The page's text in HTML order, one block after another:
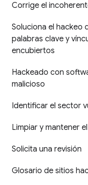
Corrige el
Soluciona el hackeo
palabras clave y
encubiertos
Hackeado con
malicioso
Identificar el sector
Limpiar y mantener
Solicita una revisión
Glosario de sitios
Queremos ayudarte
seguros que
En este sitio,
Chrome y expertos